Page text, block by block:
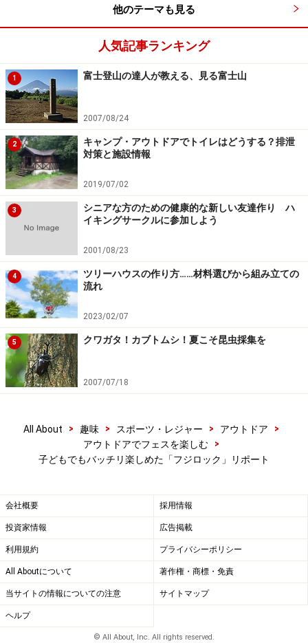
いて、芝生スペースではシャボン玉を楽しむ子どもや、
音楽にあわせて踊っている子どもなどのほほえましい姿
を見ることができます。
プライオリティーテント前の芝生
救護テントでオムツ替え・授乳ができます
上記のキッズランド以外に、各ステージに設けられてい
る救護テントで、授乳、オムツ替えをすることが可能で
ことですがオムツの用意はないので、必要な枚数を各自
しっかり用意する必要があります。
ファミリー限定の宿泊プラン
子ども連れファミリーを対象にした宿泊プランが今年か
らスタートしました。猿ヶ京温泉エリアの旅館に宿泊、
小学生以下の子どもは全泊半額で、3泊以上の利用で会
場の場内駐車場つきといううれしいプラン。天候などに
よっては速やかに宿へ行き来できることが、子ども連れ
他のテーマも見る
人気記事ランキング
1 富士登山の達人が教える、見る富士山
2007/08/24
2
キャンプ・アウトドアでトイレはどうする？排泄
対策と施設情報
2019/07/02
3
シニアな方のための健康的な新しい友達作り ハ
イキングサークルに参加しよう
2001/08/23
4
ツリーハウスの作り方……材料選びから組み立ての
流れ
2023/02/07
5 クワガタ！カブトムシ！夏こそ昆虫採集を
2007/07/18
All About > 趣味 > スポーツ・レジャー > アウトドア
>
アウトドアでフェスを楽しむ
>
子どもでもバッチリ楽しめた「フジロック」リポート
会社概要 採用情報
投資家情報 広告掲載
利用規約 プライバシーポリシー
All Aboutについて 著作権・商標・免責
当サイトの情報についての注意 サイトマップ
ヘルプ
© All About, Inc. All rights reserved.